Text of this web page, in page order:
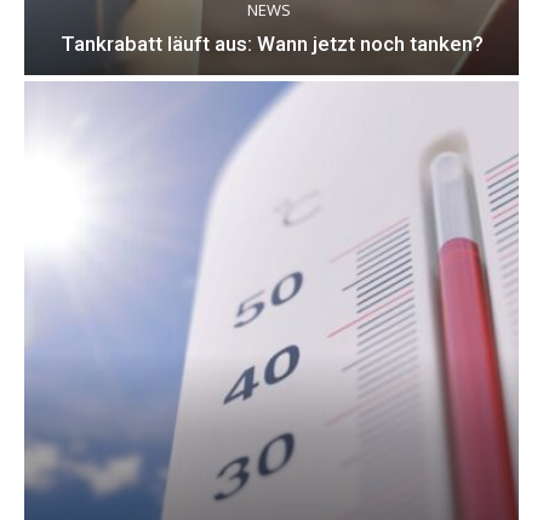
NEWS
Tankrabatt läuft aus: Wann jetzt noch tanken?